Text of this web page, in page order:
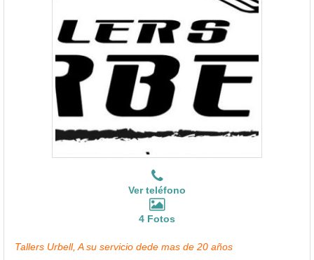
Ver teléfono
4 Fotos
Tallers Urbell, A su servicio dede mas de 20 años